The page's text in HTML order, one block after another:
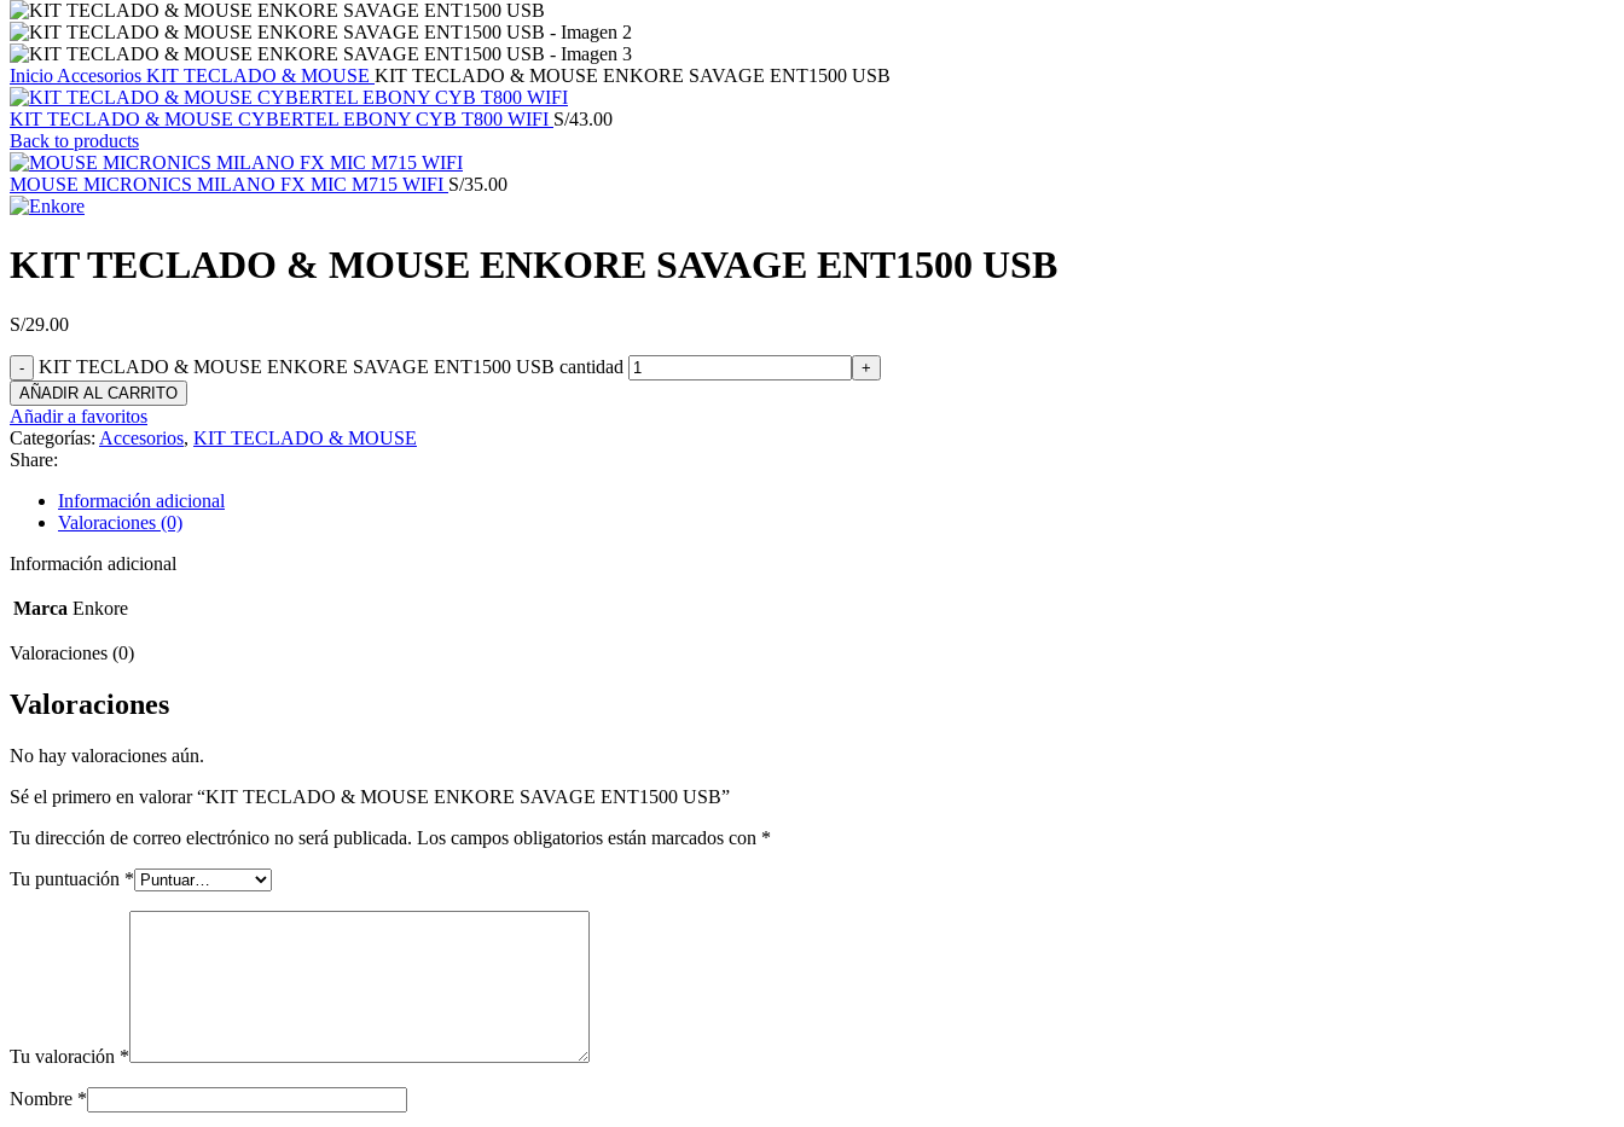
Inicio Accesorios KIT TECLADO & MOUSE KIT TECLADO & MOUSE ENKORE SAVAGE ENT1500 USB
KIT TECLADO & MOUSE CYBERTEL EBONY CYB T800 WIFI S/43.00
Back to products
MOUSE MICRONICS MILANO FX MIC M715 WIFI S/35.00
KIT TECLADO & MOUSE ENKORE SAVAGE ENT1500 USB
S/29.00
KIT TECLADO & MOUSE ENKORE SAVAGE ENT1500 USB cantidad
AÑADIR AL CARRITO
Añadir a favoritos
Categorías: Accesorios, KIT TECLADO & MOUSE
Share:
Información adicional
Valoraciones (0)
Información adicional
Marca Enkore
Valoraciones (0)
Valoraciones
No hay valoraciones aún.
Sé el primero en valorar “KIT TECLADO & MOUSE ENKORE SAVAGE ENT1500 USB”
Tu dirección de correo electrónico no será publicada. Los campos obligatorios están marcados con *
Tu puntuación *
Tu valoración *
Nombre *